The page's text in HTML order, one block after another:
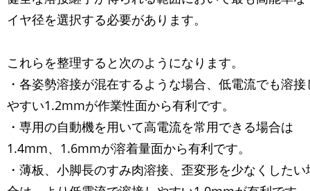
イヤ径を選択する必要があります。
これらを整理すると次のようになります。
・各姿勢溶接が混在するような場合、低電流でも溶接
やすい1.2mmが作業性面から有利です。
・専用の自動機を用いて高電流を常用できる場合は
1.4mm、1.6mmが溶着量面から有利です。
・薄板、小脚長のすみ肉溶接、歪変形を少なくしたい